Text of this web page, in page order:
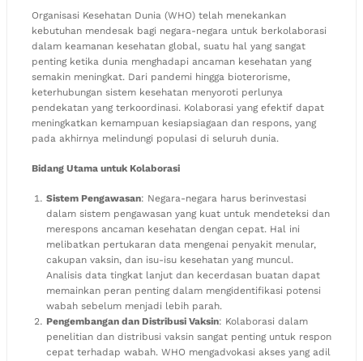
Organisasi Kesehatan Dunia (WHO) telah menekankan
kebutuhan mendesak bagi negara-negara untuk berkolaborasi
dalam keamanan kesehatan global, suatu hal yang sangat
penting ketika dunia menghadapi ancaman kesehatan yang
semakin meningkat. Dari pandemi hingga bioterorisme,
keterhubungan sistem kesehatan menyoroti perlunya
pendekatan yang terkoordinasi. Kolaborasi yang efektif dapat
meningkatkan kemampuan kesiapsiagaan dan respons, yang
pada akhirnya melindungi populasi di seluruh dunia.
Bidang Utama untuk Kolaborasi
Sistem Pengawasan: Negara-negara harus berinvestasi
dalam sistem pengawasan yang kuat untuk mendeteksi dan
merespons ancaman kesehatan dengan cepat. Hal ini
melibatkan pertukaran data mengenai penyakit menular,
cakupan vaksin, dan isu-isu kesehatan yang muncul.
Analisis data tingkat lanjut dan kecerdasan buatan dapat
memainkan peran penting dalam mengidentifikasi potensi
wabah sebelum menjadi lebih parah.
Pengembangan dan Distribusi Vaksin: Kolaborasi dalam
penelitian dan distribusi vaksin sangat penting untuk respon
cepat terhadap wabah. WHO mengadvokasi akses yang adil